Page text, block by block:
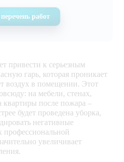
работ
привести к серьезным
гарь, которая проникает
воздух в помещении. Этот
на мебели, стенах,
квартиры после пожара –
будет проведена уборка,
негативные
профессиональной
увеличивает